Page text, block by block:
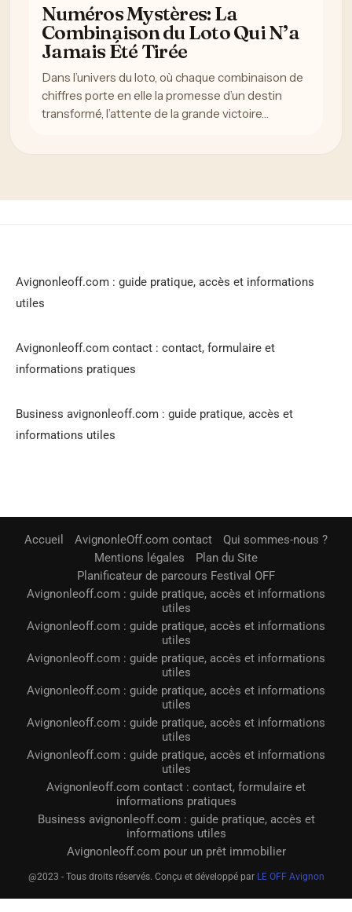
Numéros Mystères: La
Combinaison du Loto Qui N’a
Jamais Été Tirée
Dans l’univers du loto, où chaque combinaison de
chiffres porte en elle la promesse d’un destin
transformé, l’attente de la grande victoire…
Avignonleoff.com : guide pratique, accès et informations
utiles
Avignonleoff.com contact : contact, formulaire et
informations pratiques
Business avignonleoff.com : guide pratique, accès et
informations utiles
Accueil AvignonleOff.com contact
Qui sommes-nous ?
Mentions légales
Plan du Site
Planificateur de parcours Festival OFF
Avignonleoff.com : guide pratique, accès et informations
utiles
Avignonleoff.com : guide pratique, accès et informations
utiles
Avignonleoff.com : guide pratique, accès et informations
utiles
Avignonleoff.com : guide pratique, accès et informations
utiles
Avignonleoff.com : guide pratique, accès et informations
utiles
Avignonleoff.com : guide pratique, accès et informations
utiles
Avignonleoff.com contact : contact, formulaire et
informations pratiques
Business avignonleoff.com : guide pratique, accès et
informations utiles
Avignonleoff.com pour un prêt immobilier
@2023 - Tous droits réservés. Conçu et développé par LE OFF Avignon